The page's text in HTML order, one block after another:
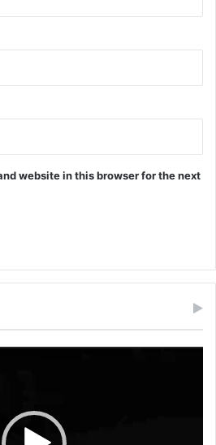
website in this browser for the next